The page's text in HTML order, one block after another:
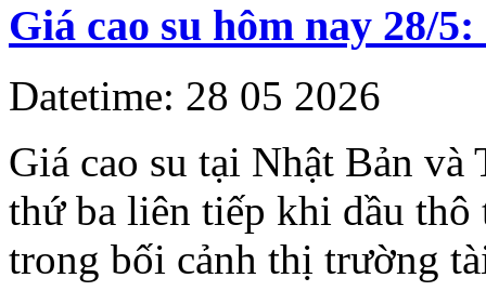
Giá cao su hôm nay 28/
Datetime: 28 05 2026
Giá cao su tại Nhật Bản
thứ ba liên tiếp khi dầu thô
trong bối cảnh thị trường